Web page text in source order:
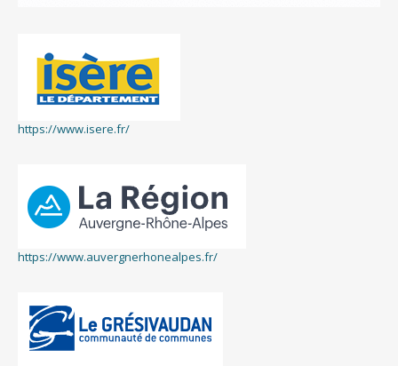
https://www.isere.fr/
https://www.auvergnerhonealpes.fr/